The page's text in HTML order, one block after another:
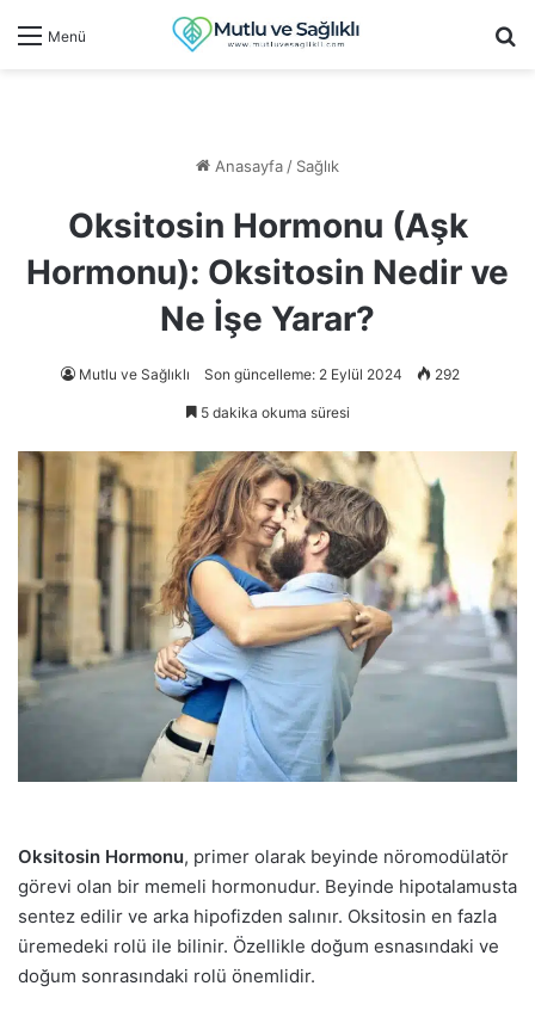
Menü
Anasayfa/ Sağlık
Oksitosin Hormonu (Aşk
Hormonu): Oksitosin Nedir ve
Ne İşe Yarar?
Mutlu ve Sağlıklı Son güncelleme: 2 Eylül 2024 292
5 dakika okuma süresi
Oksitosin Hormonu, primer olarak beyinde nöromodülatör
görevi olan bir memeli hormonudur. Beyinde hipotalamusta
sentez edilir ve arka hipofizden salınır. Oksitosin en fazla
üremedeki rolü ile bilinir. Özellikle doğum esnasındaki ve
doğum sonrasındaki rolü önemlidir.